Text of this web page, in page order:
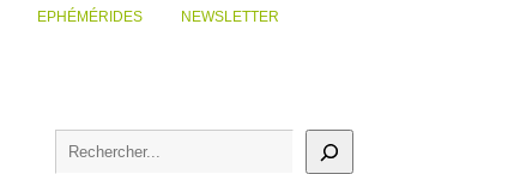
EPHÉMÉRIDES NEWSLETTER